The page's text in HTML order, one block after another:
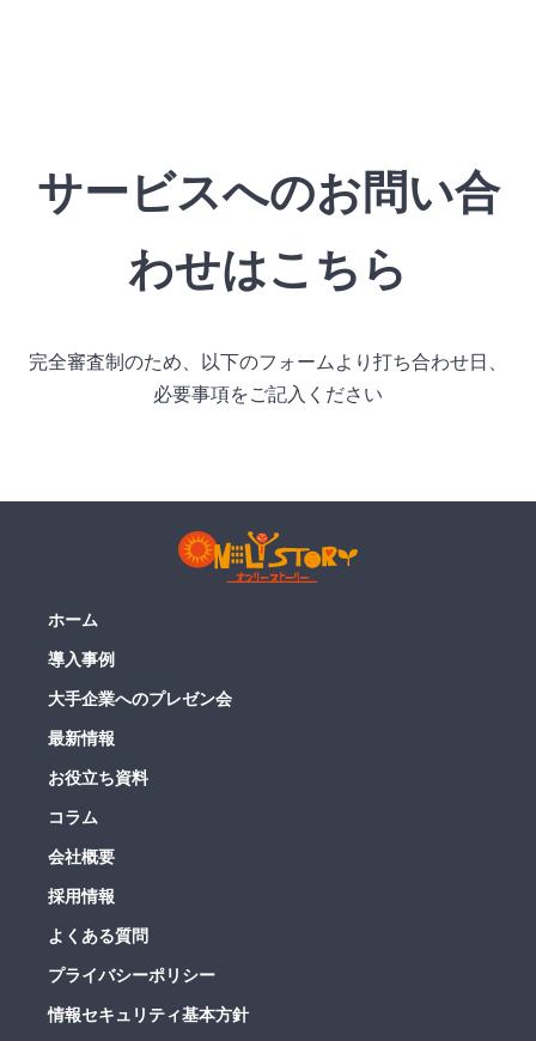
サービスへのお問い合
わせはこちら
完全審査制のため、以下のフォームより打ち合わせ日、
必要事項をご記入ください
ホーム
導入事例
大手企業へのプレゼン会
最新情報
お役立ち資料
コラム
会社概要
採用情報
よくある質問
プライバシーポリシー
情報セキュリティ基本方針